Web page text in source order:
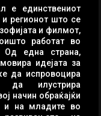
е единствениот
регионот што се
и филмот,
работат во
Од една страна,
идејата за
да испровоцира
да илустрира
начин обраќајќи
и на младите во